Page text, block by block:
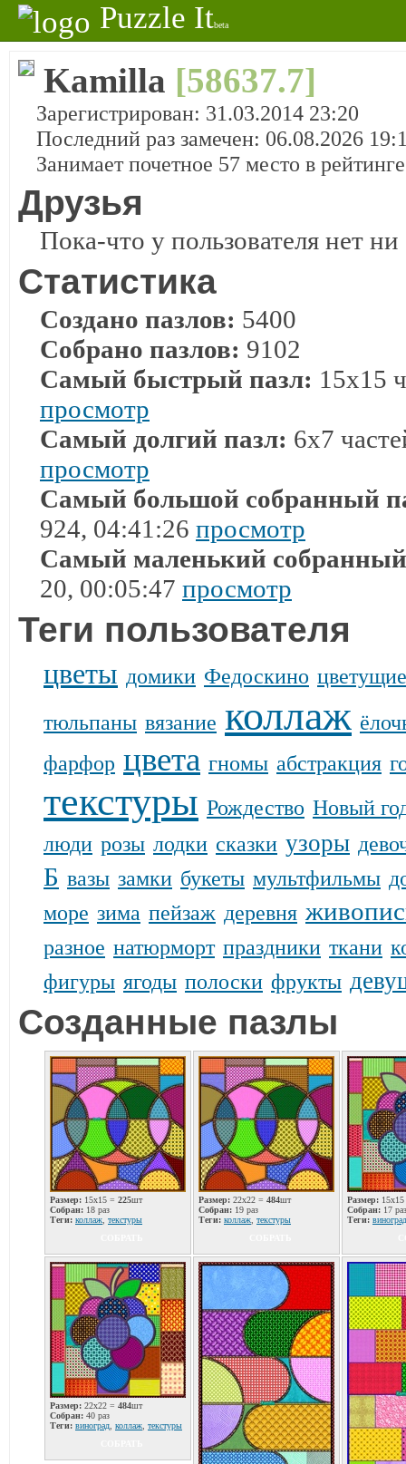
Puzzle Itbeta
Kamilla [58637.7]
Зарегистрирован: 31.03.2014 23:20
Последний раз замечен: 06.08.2026
Занимает почетное 57 место в
Друзья
Пока-что у пользователя нет
Статистика
Создано пазлов: 5400
Собрано пазлов: 9102
Самый быстрый пазл: 15x15
просмотр
Самый долгий пазл: 6x7
просмотр
Самый большой собранный
924, 04:41:26 просмотр
Самый маленький
20, 00:05:47 просмотр
Теги пользователя
цветы домики Федоскино
тюльпаны вязание коллаж
фарфор цвета гномы абстракция
текстуры Рождество Новый
люди розы лодки сказки узоры
Б вазы замки букеты мультфильмы
море зима пейзаж деревня
разное натюрморт праздники ткани
фигуры ягоды полоски фрукты
Созданные пазлы
Размер: 15x15 = 225шт
Собран: 18 раз
Теги: коллаж текстуры
Размер: 22x22 = 484шт
Собран: 19 раз
Теги: коллаж текстуры
Размер:
Собран: 17 раз
Теги: виноград
Размер: 22x22 = 484шт
Собран: 40 раз
Теги: виноград коллаж текстуры